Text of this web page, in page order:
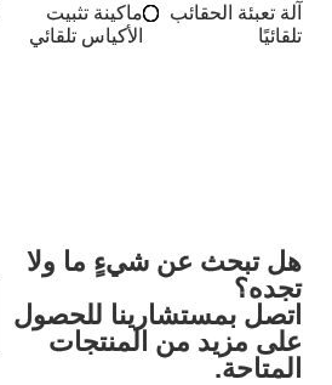
آلة تعبئة الحقائب
تلقائيًا
ماكينة تثبيت
الأكياس تلقائي
هل تبحث عن شيءٍ ما ولا
تجده؟
اتصل بمستشارينا للحصول
على مزيد من المنتجات
المتاحة.